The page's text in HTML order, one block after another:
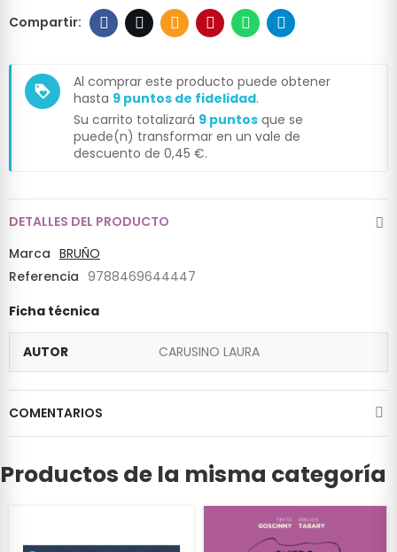
loyalty
Al comprar este producto puede obtener
hasta 9 puntos de fidelidad.
Su carrito totalizará 9 puntos que se
puede(n) transformar en un vale de
descuento de 0,45 €.
DETALLES DEL PRODUCTO
Marca BRUÑO
Referencia 9788469644447
Ficha técnica
AUTOR CARUSINO LAURA
COMENTARIOS
Productos de la misma categoría